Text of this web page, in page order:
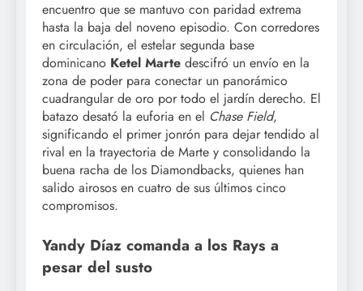
encuentro que se mantuvo con paridad extrema
hasta la baja del noveno episodio. Con corredores
en circulación, el estelar segunda base
dominicano Ketel Marte descifró un envío en la
zona de poder para conectar un panorámico
cuadrangular de oro por todo el jardín derecho. El
batazo desató la euforia en el Chase Field,
significando el primer jonrón para dejar tendido al
rival en la trayectoria de Marte y consolidando la
buena racha de los Diamondbacks, quienes han
salido airosos en cuatro de sus últimos cinco
compromisos.
Yandy Díaz comanda a los Rays a
pesar del susto